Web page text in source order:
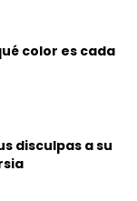
color es cada
disculpas a su